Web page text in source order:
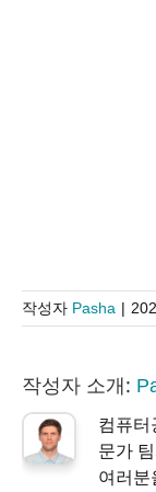
작성자 Pasha |
작성자 소개:
컴퓨터
문가
여러분